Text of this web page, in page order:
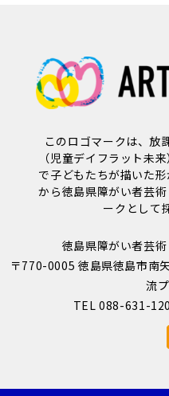
このロゴマークは、放
（児童デイフラット未
で子どもたちが描いた
から徳島県障がい者芸
ークとして
徳島県障がい者芸
〒770-0005 徳島県徳島市南
流
TEL 088-631-